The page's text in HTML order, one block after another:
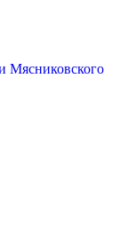
Мясниковского